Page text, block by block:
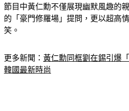
節目中黃仁勳不僅展現幽默風趣的
的「豪門修羅場」提問，更以超高
笑。
更多新聞： 黃仁勳同框劉在錫引爆
韓國最新時尚